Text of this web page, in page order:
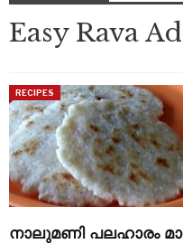
Easy Rava
RECIPES
നാലുമണി പലഹാരം